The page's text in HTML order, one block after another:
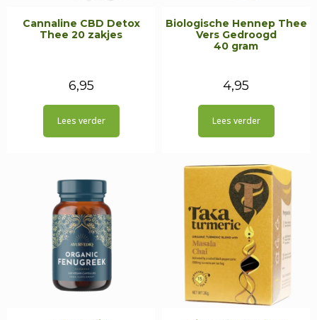
Cannaline CBD Detox
Thee 20 zakjes
6,95
Lees verder
Biologische Hennep Thee
Vers Gedroogd
40 gram
4,95
Lees verder